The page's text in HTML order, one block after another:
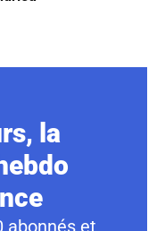
la
abonnés et